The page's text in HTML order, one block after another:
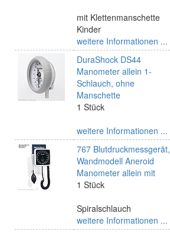
mit Klettenmanschette
Kinder
weitere Informationen ...
DuraShock DS44
Manometer allein 1-
Schlauch, ohne
Manschette
1 Stück
weitere Informationen ...
767 Blutdruckmessgerät,
Wandmodell Aneroid
Manometer allein mit
1 Stück
Spiralschlauch
weitere Informationen ...